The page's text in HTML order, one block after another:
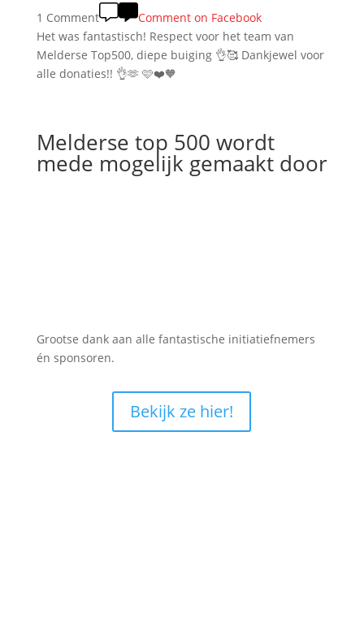
1 Comment
Comment on Facebook
Het was fantastisch! Respect voor het team van
Melderse Top500, diepe buiging 👌🥰 Dankjewel voor
alle donaties!! 👌🫶 🩷❤️🧡
Melderse top 500 wordt
mede mogelijk gemaakt door
Grootse dank aan alle fantastische initiatiefnemers
én sponsoren.
Bekijk ze hier!